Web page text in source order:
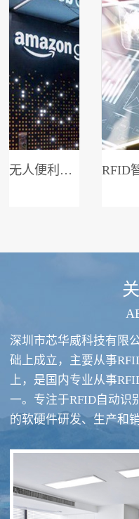
无人便利店系统
RFID酒类防伪系统方案
深圳市芯华威科技有限
础上成立，主要从事
上，是国内专业从事
一。专注于RFID自动识
的软硬件研发、生产和